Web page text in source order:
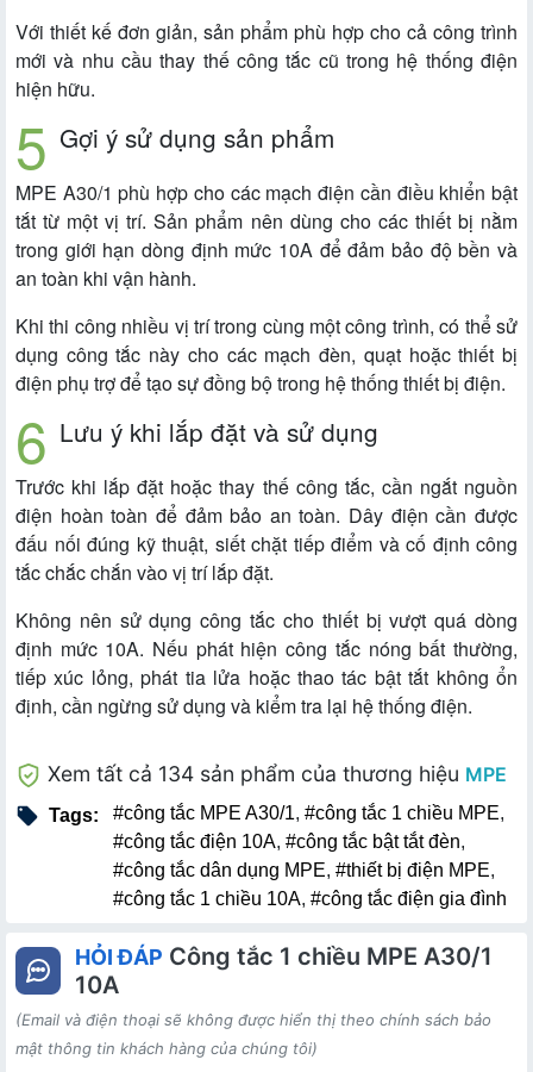
Với thiết kế đơn giản, sản phẩm phù hợp cho cả công trình
mới và nhu cầu thay thế công tắc cũ trong hệ thống điện
hiện hữu.
Gợi ý sử dụng sản phẩm
MPE A30/1 phù hợp cho các mạch điện cần điều khiển bật
tắt từ một vị trí. Sản phẩm nên dùng cho các thiết bị nằm
trong giới hạn dòng định mức 10A để đảm bảo độ bền và
an toàn khi vận hành.
Khi thi công nhiều vị trí trong cùng một công trình, có thể sử
dụng công tắc này cho các mạch đèn, quạt hoặc thiết bị
điện phụ trợ để tạo sự đồng bộ trong hệ thống thiết bị điện.
Lưu ý khi lắp đặt và sử dụng
Trước khi lắp đặt hoặc thay thế công tắc, cần ngắt nguồn
điện hoàn toàn để đảm bảo an toàn. Dây điện cần được
đấu nối đúng kỹ thuật, siết chặt tiếp điểm và cố định công
tắc chắc chắn vào vị trí lắp đặt.
Không nên sử dụng công tắc cho thiết bị vượt quá dòng
định mức 10A. Nếu phát hiện công tắc nóng bất thường,
tiếp xúc lỏng, phát tia lửa hoặc thao tác bật tắt không ổn
định, cần ngừng sử dụng và kiểm tra lại hệ thống điện.
Xem tất cả 134 sản phẩm của thương hiệu MPE
Tags: #công tắc MPE A30/1, #công tắc 1 chiều MPE,
#công tắc điện 10A, #công tắc bật tắt đèn,
#công tắc dân dụng MPE, #thiết bị điện MPE,
#công tắc 1 chiều 10A, #công tắc điện gia đình
HỎI ĐÁP Công tắc 1 chiều MPE A30/1
10A
(Email và điện thoại sẽ không được hiển thị theo chính sách bảo
mật thông tin khách hàng của chúng tôi)